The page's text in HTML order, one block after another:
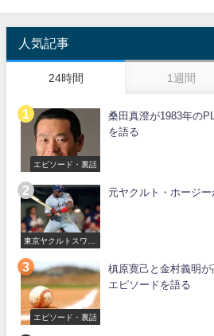
人気記事
24時間 1週間
エピソード・裏話
桑田真澄が1983年の
を語る
東京ヤクルトスワロ
元ヤクルト・ホージ
エピソード・裏話
槙原寛己と金村義明
エピソードを語る